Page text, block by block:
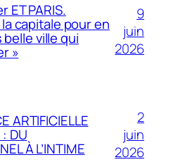
ET PARIS.
capitale pour en
ville qui
»
9
juin
2026
ARTIFICIELLE
DU
À L’INTIME
2
juin
2026